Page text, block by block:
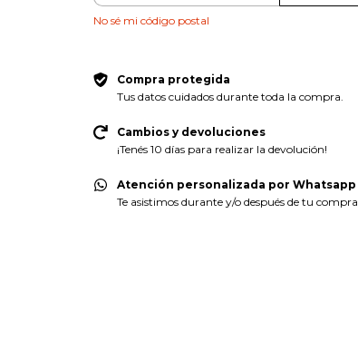
No sé mi código postal
Compra protegida
Tus datos cuidados durante toda la compra.
Cambios y devoluciones
¡Tenés 10 días para realizar la devolución!
Atención personalizada por Whatsapp
Te asistimos durante y/o después de tu compra